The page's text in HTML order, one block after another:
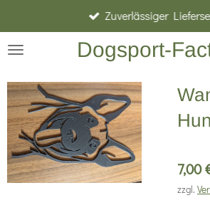
Hauptinhalt
springen
Dogsport-
Zuverlässiger
7,00
zzgl.